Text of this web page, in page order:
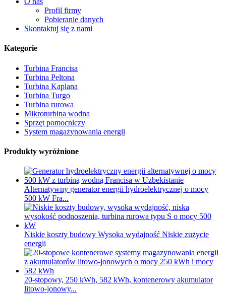
Profil firmy
Pobieranie danych
Skontaktuj się z nami
Kategorie
Turbina Francisa
Turbina Peltona
Turbina Kaplana
Turbina Turgo
Turbina rurowa
Mikroturbina wodna
Sprzęt pomocniczy
System magazynowania energii
Produkty wyróżnione
Alternatywny generator energii hydroelektrycznej o mocy
500 kW Fra...
Niskie koszty budowy Wysoka wydajność Niskie zużycie
energii
20-stopowy, 250 kWh, 582 kWh, kontenerowy akumulator
litowo-jonowy...